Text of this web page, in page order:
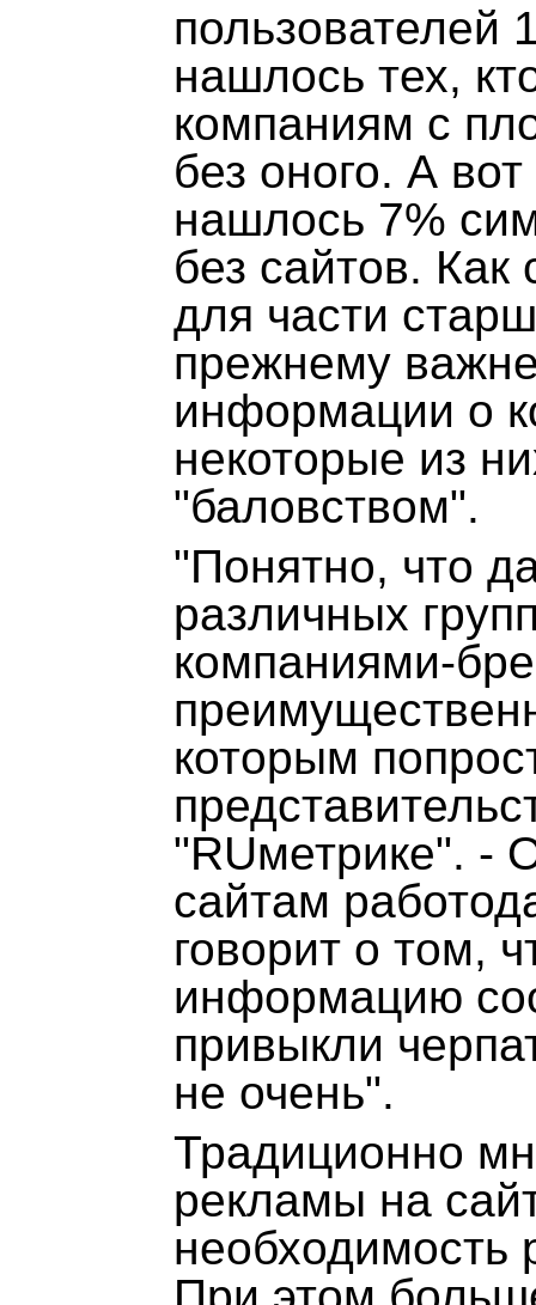
пользователей
нашлось тех,
компаниям с
без оного. А
нашлось 7%
без сайтов. Как
для части
прежнему
информации о
некоторые из
"баловством".
"Понятно, что
различных
компаниями-
которым
"RUметрике". -
сайтам
говорит о том,
информацию
привыкли
не очень".
Традиционно
рекламы на
необходимость